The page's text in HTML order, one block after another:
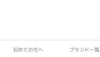
初めての方へ ブランド一覧